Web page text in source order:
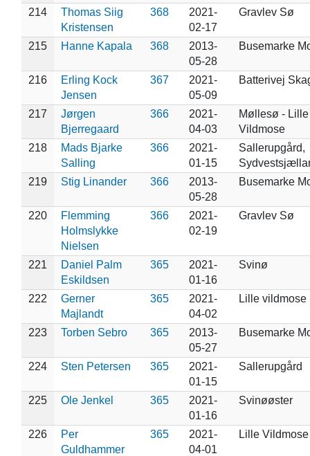
214
Thomas Siig
Kristensen
368
2021-
02-17
Gravlev Sø
215 Hanne Kapala 368
2013-
05-28
Busemarke
216
Erling Kock
Jensen
367
2021-
05-09
Batterivej
217
Jørgen
Bjerregaard
366
2021-
04-03
Møllesø - Lille
Vildmose
218
Mads Bjarke
Salling
366
2021-
01-15
Sallerupgård,
219
Stig Linander 366
2013-
05-28
Busemarke
220
Flemming
Holmslykke
Nielsen
366
2021-
02-19
Gravlev Sø
221
Daniel Palm
Eskildsen
365
2021-
01-16
Svinø
222
Gerner
Majlandt
365
2021-
04-02
Lille vildmose
223 Torben Sebro 365
2013-
05-27
Busemarke
224 Sten Petersen 365
2021-
01-15
Sallerupgård
225 Ole Jenkel 365
2021-
01-16
Svinøøster
226
Per
Guldhammer
365
2021-
04-01
Lille Vildmose